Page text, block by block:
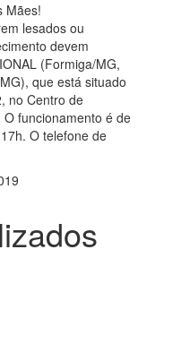
Mães!
lesados ou
devem
(Formiga/MG,
que está situado
no Centro de
funcionamento é de
O telefone de